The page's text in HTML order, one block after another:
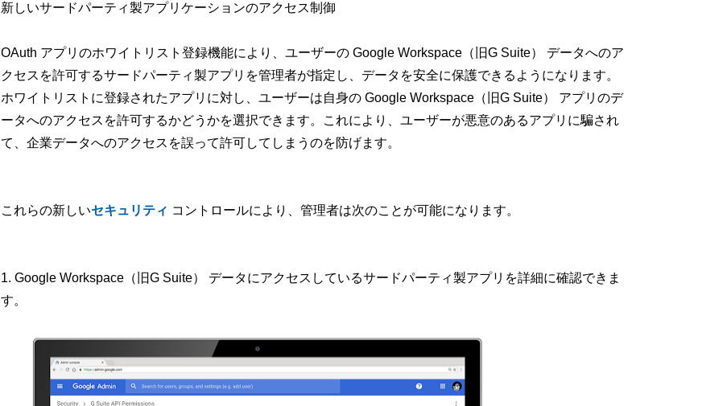
新しいサードパーティ製アプリケーションのアクセス制御
OAuth アプリのホワイトリスト登録機能により、ユーザーの Google Workspace（旧G Suite） データへのア
クセスを許可するサードパーティ製アプリを管理者が指定し、データを安全に保護できるようになります。
ホワイトリストに登録されたアプリに対し、ユーザーは自身の Google Workspace（旧G Suite） アプリのデ
ータへのアクセスを許可するかどうかを選択できます。これにより、ユーザーが悪意のあるアプリに騙され
て、企業データへのアクセスを誤って許可してしまうのを防げます。
これらの新しいセキュリティ コントロールにより、管理者は次のことが可能になります。
1. Google Workspace（旧G Suite） データにアクセスしているサードパーティ製アプリを詳細に確認できま
す。